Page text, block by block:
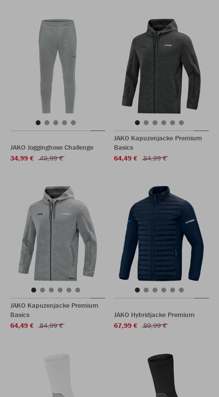
JAKO Jogginghose Challenge
34,99 €
49,99 €
JAKO Kapuzenjacke Premium
Basics
64,49 €
84,99 €
JAKO Kapuzenjacke Premium
Basics
64,49 €
84,99 €
JAKO Hybridjacke Premium
67,99 €
89,99 €